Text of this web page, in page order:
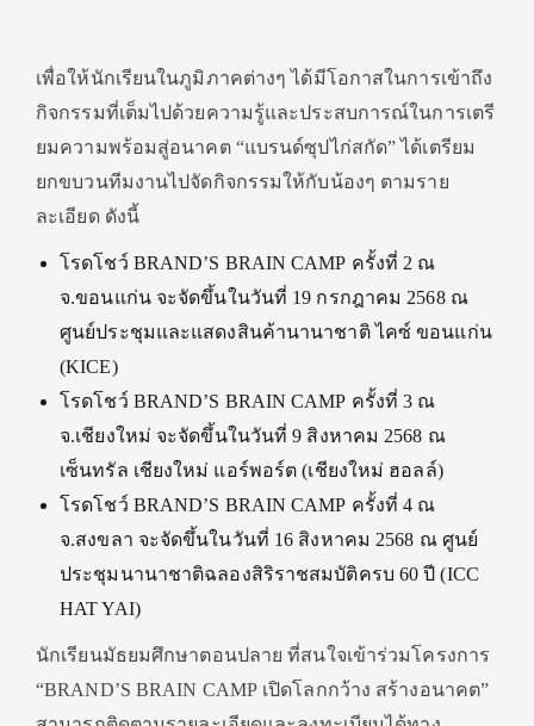
เพื่อให้นักเรียนในภูมิภาคต่างๆ ได้มีโอกาสในการเข้าถึง
กิจกรรมที่เต็มไปด้วยความรู้และประสบการณ์ในการเตรี
ยมความพร้อมสู่อนาคต “แบรนด์ซุปไก่สกัด” ได้เตรียม
ยกขบวนทีมงานไปจัดกิจกรรมให้กับน้องๆ ตามราย
ละเอียด ดังนี้
โรดโชว์ BRAND’S BRAIN CAMP ครั้งที่ 2 ณ
จ.ขอนแก่น จะจัดขึ้นในวันที่ 19 กรกฎาคม 2568 ณ
ศูนย์ประชุมและแสดงสินค้านานาชาติ ไคซ์ ขอนแก่น
(KICE)
โรดโชว์ BRAND’S BRAIN CAMP ครั้งที่ 3 ณ
จ.เชียงใหม่ จะจัดขึ้นในวันที่ 9 สิงหาคม 2568 ณ
เซ็นทรัล เชียงใหม่ แอร์พอร์ต (เชียงใหม่ ฮอลล์)
โรดโชว์ BRAND’S BRAIN CAMP ครั้งที่ 4 ณ
จ.สงขลา จะจัดขึ้นในวันที่ 16 สิงหาคม 2568 ณ ศูนย์
ประชุมนานาชาติฉลองสิริราชสมบัติครบ 60 ปี (ICC
HAT YAI)
นักเรียนมัธยมศึกษาตอนปลาย ที่สนใจเข้าร่วมโครงการ
“BRAND’S BRAIN CAMP เปิดโลกกว้าง สร้างอนาคต”